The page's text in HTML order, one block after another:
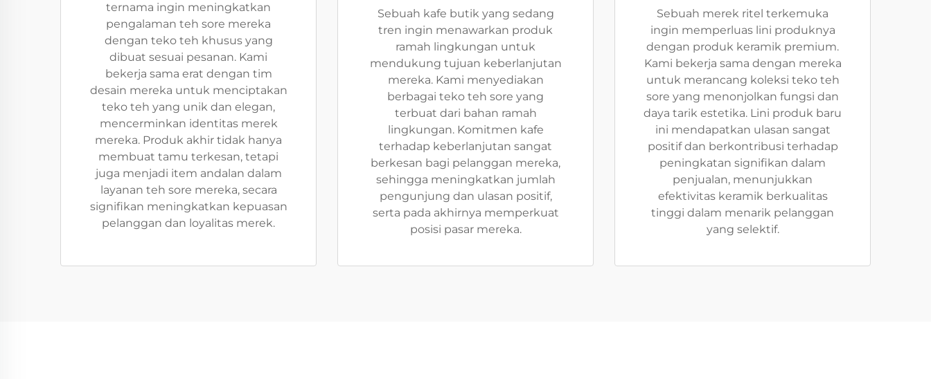
ternama ingin meningkatkan
pengalaman teh sore mereka
dengan teko teh khusus yang
dibuat sesuai pesanan. Kami
bekerja sama erat dengan tim
desain mereka untuk menciptakan
teko teh yang unik dan elegan,
mencerminkan identitas merek
mereka. Produk akhir tidak hanya
membuat tamu terkesan, tetapi
juga menjadi item andalan dalam
layanan teh sore mereka, secara
signifikan meningkatkan kepuasan
pelanggan dan loyalitas merek.
Sebuah kafe butik yang sedang
tren ingin menawarkan produk
ramah lingkungan untuk
mendukung tujuan keberlanjutan
mereka. Kami menyediakan
berbagai teko teh sore yang
terbuat dari bahan ramah
lingkungan. Komitmen kafe
terhadap keberlanjutan sangat
berkesan bagi pelanggan mereka,
sehingga meningkatkan jumlah
pengunjung dan ulasan positif,
serta pada akhirnya memperkuat
posisi pasar mereka.
Sebuah merek ritel terkemuka
ingin memperluas lini produknya
dengan produk keramik premium.
Kami bekerja sama dengan mereka
untuk merancang koleksi teko teh
sore yang menonjolkan fungsi dan
daya tarik estetika. Lini produk baru
ini mendapatkan ulasan sangat
positif dan berkontribusi terhadap
peningkatan signifikan dalam
penjualan, menunjukkan
efektivitas keramik berkualitas
tinggi dalam menarik pelanggan
yang selektif.